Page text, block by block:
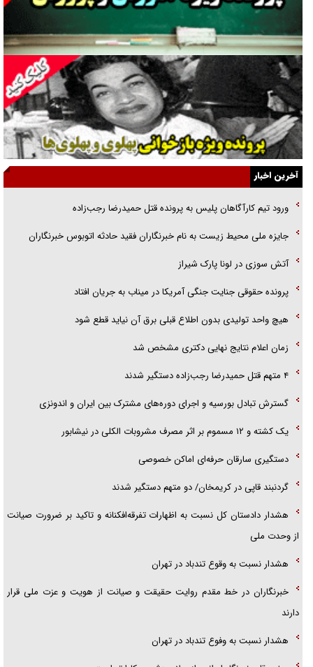
ارتقا می‌داد
راننده مست به قانون می‌خندد
همه آقای دوربینی شده‌ایم!
قصه ناتمام سرویس مدارس
آیا مقاومت فلسطین خلع‌سلاح می‌شود؟
الگوی وحدت‌آفرین در ادراک سیاست خارجی
گفتگوی دکتر اخوان مدیرمسئول روزنامه جوان با برنامه تلویزیونی «نبرد
هرمز»
امام حسین (ع) کشته سیرت‌های عصر جاهلی شد
فریاد‌ها و ناله‌های دوستان مبارزدلم را آتش می‌زد
آخرین اخبار
ورود تیم کارآگاهان پلیس به پرونده قتل حمیدرضا رجب‌زاده
جایزه ملی محیط زیست به نام خبرنگاران فقید حادثه اتوبوس خبرنگاران
آتش سوزی در لونا پارک شیراز
پرونده حقوقی جنایت جنگی آمریکا در میناب به جریان افتاد
هیچ واحد تولیدی بدون اطلاع قبلی برق آن نیاید قطع شود
زمان اعلام نتایج نهایی دکتری مشخص شد
۴ متهم قتل حمیدرضا رجب‌زاده دستگیر شدند
گسترش تبادل بورسیه و اجرای دوره‌های مشترک بین ایران و اندونزی
یک کشته و ۱۲ مسموم بر اثر مصرف مشروبات الکلی در نیشابور
دستگیری سارقان حرفه‌ای اماکن خصوصی
گردنبند قاپی در کریمخان/ دو متهم دستگیر شدند
هشدار دادستان کل نسبت به اظهارات تفرقه‌افکنانه و تاکید بر ضرورت صیانت
از وحدت ملی
هشدار نسبت به وقوع تندباد در تهران
خبرنگاران در خط مقدم روایت حقیقت و صیانت از هویت و عزت ملی قرار
دارند
هشدار نسبت به وفوع تندباد در تهران